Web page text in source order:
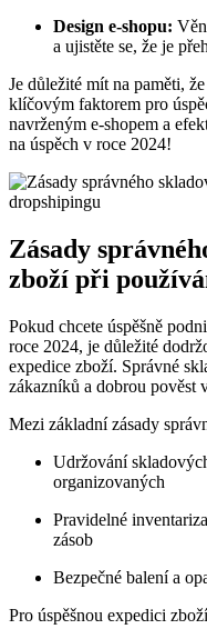
Design e-shopu:
a ujistěte se, že je
Je důležité mít na paměti,
klíčovým faktorem pro
navrženým e-shopem a
na úspěch v roce 2024!
Zásady
zboží při
Pokud chcete úspěšně
roce 2024, je důležité
expedice zboží. Správné
zákazníků a dobrou pověst
Mezi základní zásady
Udržování
organizovaných
Pravidelné
zásob
Bezpečné balení a
Pro úspěšnou expedici